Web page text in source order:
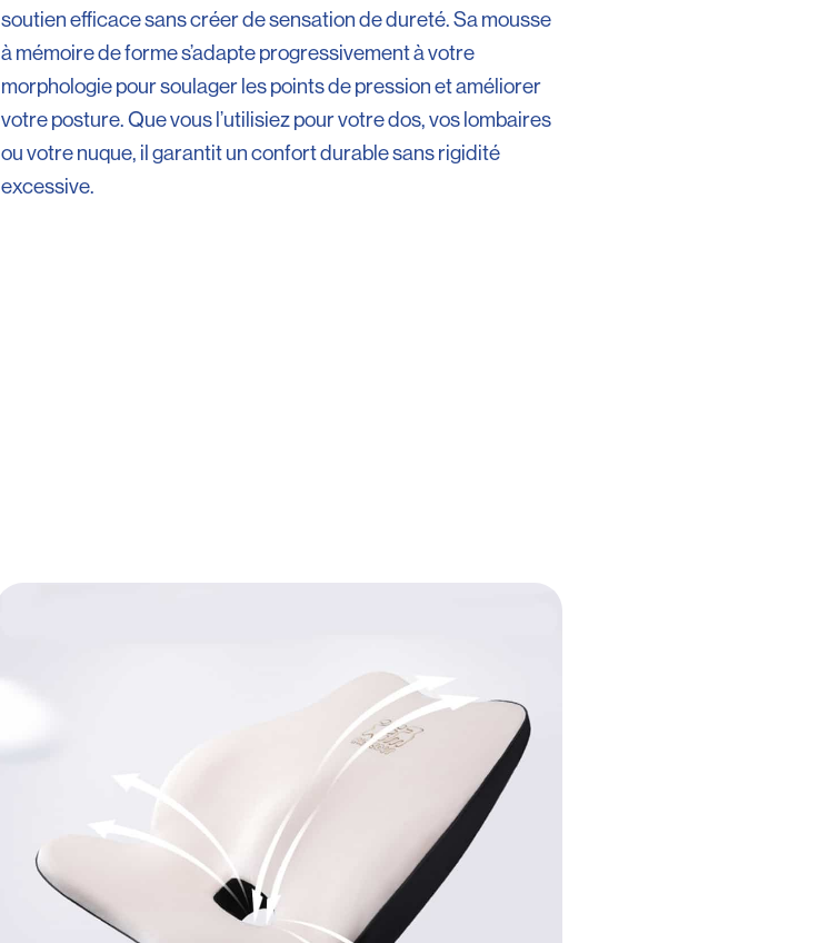
soutien efficace sans créer de sensation de dureté. Sa mousse
à mémoire de forme s’adapte progressivement à votre
morphologie pour soulager les points de pression et améliorer
votre posture. Que vous l’utilisiez pour votre dos, vos lombaires
ou votre nuque, il garantit un confort durable sans rigidité
excessive.